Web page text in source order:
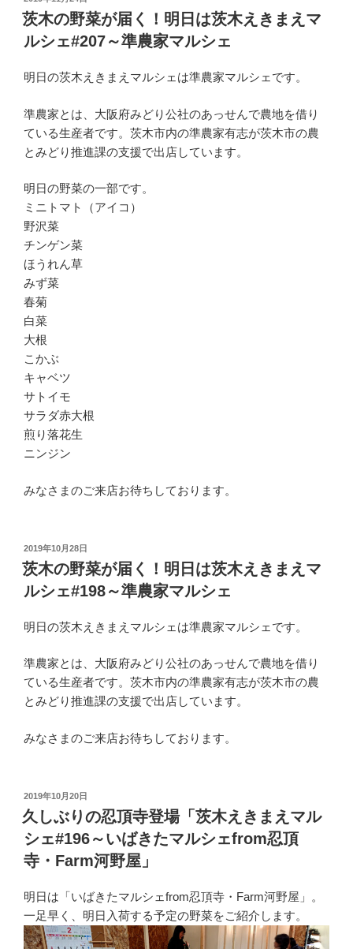
稿
日:
茨木の野菜が届く！明日は茨木えきまえマ
ルシェ#207～準農家マルシェ
明日の茨木えきまえマルシェは準農家マルシェです。
準農家とは、大阪府みどり公社のあっせんで農地を借り
ている生産者です。茨木市内の準農家有志が茨木市の農
とみどり推進課の支援で出店しています。
明日の野菜の一部です。
ミニトマト（アイコ）
野沢菜
チンゲン菜
ほうれん草
みず菜
春菊
白菜
大根
こかぶ
キャベツ
サトイモ
サラダ赤大根
煎り落花生
ニンジン
みなさまのご来店お待ちしております。
投
稿
日:
2019年10月28日
茨木の野菜が届く！明日は茨木えきまえマ
ルシェ#198～準農家マルシェ
明日の茨木えきまえマルシェは準農家マルシェです。
準農家とは、大阪府みどり公社のあっせんで農地を借り
ている生産者です。茨木市内の準農家有志が茨木市の農
とみどり推進課の支援で出店しています。
みなさまのご来店お待ちしております。
投
稿
日:
2019年10月20日
久しぶりの忍頂寺登場「茨木えきまえマル
シェ#196～いばきたマルシェfrom忍頂
寺・Farm河野屋」
明日は「いばきたマルシェfrom忍頂寺・Farm河野屋」。
一足早く、明日入荷する予定の野菜をご紹介します。